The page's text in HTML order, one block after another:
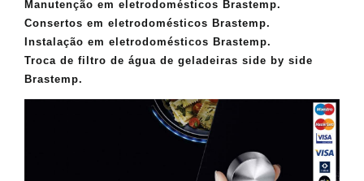
Manutenção em eletrodomésticos Brastemp.
Consertos em eletrodomésticos Brastemp.
Instalação em eletrodomésticos Brastemp.
Troca de filtro de água de geladeiras side by side
Brastemp.